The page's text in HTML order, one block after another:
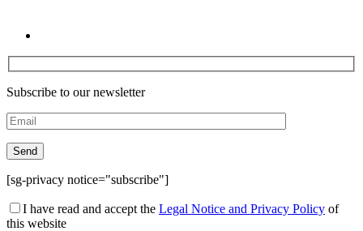
Subscribe to our newsletter
[sg-privacy notice="subscribe"]
I have read and accept the Legal Notice and Privacy Policy of
this website